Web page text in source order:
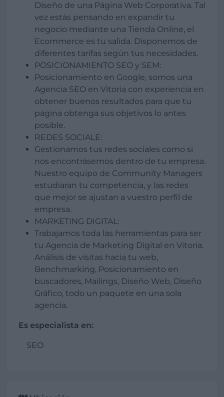
Diseño de una Página Web Corporativa. Tal
vez estás pensando en expandir tu
negocio mediante una Tienda Online, el
Ecommerce es tu salida. Disponemos de
diferentes tarifas según tus necesidades.
POSICIONAMIENTO SEO y SEM:
Posicionamiento en Google, somos una
Agencia SEO en Vitoria con experiencia en
obtener buenos resultados para que tu
página obtenga sus objetivos lo antes
posible.
REDES SOCIALE:
Gestionamos tus redes sociales como si
nos encontrásemos dentro de tu empresa.
Nuestro equipo de Community Managers
estudiaran tu competencia, y las redes
que mejor se ajustan a vuestro perfil de
empresa.
MARKETING DIGITAL:
Trabajamos toda las herramientas para ser
tu Agencia de Marketing Digital en Vitoria.
Análisis de visitas hacia tu web,
Benchmarking, Posicionamiento en
buscadores, Mailings, Diseño Web, Diseño
Gráfico, todo un paquete en una sola
agencia.
Es especialista en:
SEO